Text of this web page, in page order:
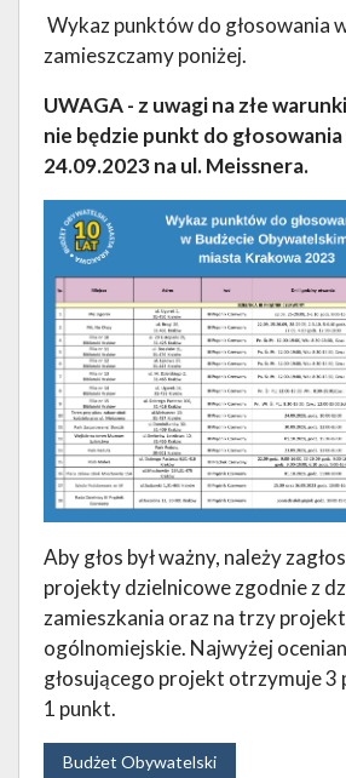
Wykaz punktów do głosowania
zamieszczamy poniżej.
UWAGA - z uwagi na złe
nie będzie punkt do głosowania
24.09.2023 na ul. Meissnera.
Aby głos był ważny, należy
projekty dzielnicowe zgodnie z
zamieszkania oraz na trzy
ogólnomiejskie. Najwyżej
głosującego projekt otrzymuje 3
1 punkt.
Budżet Obywatelski